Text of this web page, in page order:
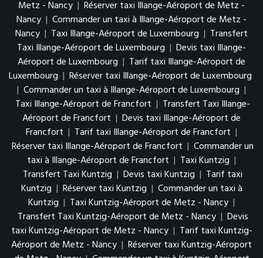
Metz - Nancy | Réserver taxi Illange-Aéroport de Metz -
Nancy | Commander un taxi à Illange-Aéroport de Metz -
Nancy | Taxi Illange-Aéroport de Luxembourg | Transfert
Taxi Illange-Aéroport de Luxembourg | Devis taxi Illange-
Aéroport de Luxembourg | Tarif taxi Illange-Aéroport de
Luxembourg | Réserver taxi Illange-Aéroport de Luxembourg
| Commander un taxi à Illange-Aéroport de Luxembourg |
Taxi Illange-Aéroport de Francfort | Transfert Taxi Illange-
Aéroport de Francfort | Devis taxi Illange-Aéroport de
Francfort | Tarif taxi Illange-Aéroport de Francfort |
Réserver taxi Illange-Aéroport de Francfort | Commander un
taxi à Illange-Aéroport de Francfort | Taxi Kuntzig |
Transfert Taxi Kuntzig | Devis taxi Kuntzig | Tarif taxi
Kuntzig | Réserver taxi Kuntzig | Commander un taxi à
Kuntzig | Taxi Kuntzig-Aéroport de Metz - Nancy |
Transfert Taxi Kuntzig-Aéroport de Metz - Nancy | Devis
taxi Kuntzig-Aéroport de Metz - Nancy | Tarif taxi Kuntzig-
Aéroport de Metz - Nancy | Réserver taxi Kuntzig-Aéroport